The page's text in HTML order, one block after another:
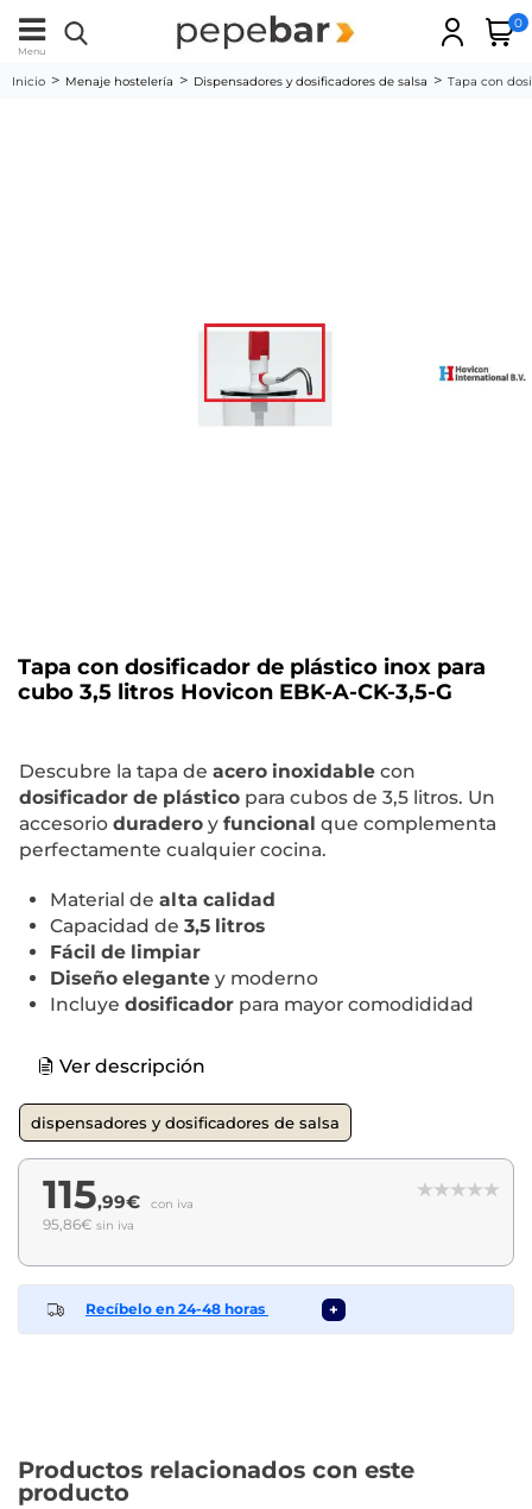
Menu
0
Inicio Menaje hostelería Dispensadores y dosificadores de salsa Tapa con
Tapa con dosificador de plástico inox para
cubo 3,5 litros Hovicon EBK-A-CK-3,5-G
Descubre la tapa de acero inoxidable con
dosificador de plástico para cubos de 3,5 litros. Un
accesorio duradero y funcional que complementa
perfectamente cualquier cocina.
Material de alta calidad
Capacidad de 3,5 litros
Fácil de limpiar
Diseño elegante y moderno
Incluye dosificador para mayor comodididad
Ver descripción
dispensadores y dosificadores de salsa
115,99€ con iva
95,86€ sin iva
Recíbelo en 24-48 horas +
Productos relacionados con este
producto